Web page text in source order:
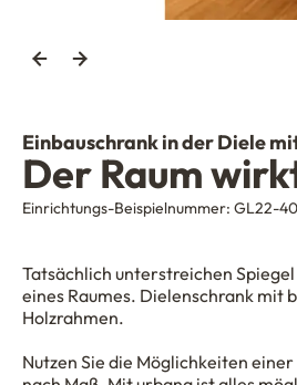
Einbauschrank in der Diele
Der Raum
Einrichtungs-Beispielnummer: GL22-
Tatsächlich unterstreichen
eines Raumes. Dielenschrank mit
Holzrahmen.
Nutzen Sie die Möglichkeiten